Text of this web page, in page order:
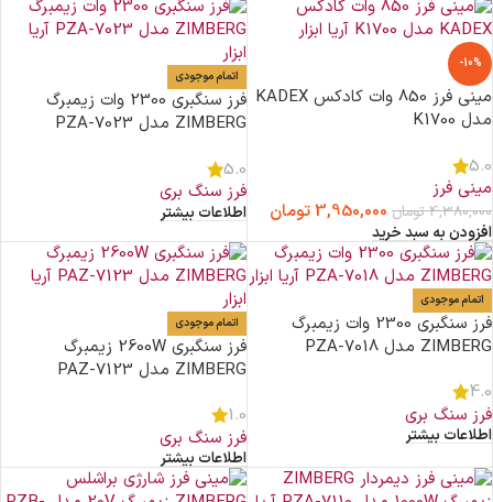
-10%
مینی فرز 850 وات کادکس KADEX
مدل K1700
5.0
مینی فرز
4,380,000تومان 3,950,000تومان
افزودن به سبد خرید
اتمام موجودی
فرز سنگبری 2300 وات زیمبرگ
ZIMBERG مدل PZA-7023
5.0
فرز سنگ بری
اطلاعات بیشتر
اتمام موجودی
فرز سنگبری 2300 وات زیمبرگ
ZIMBERG مدل PZA-7018
4.0
فرز سنگ بری
اطلاعات بیشتر
اتمام موجودی
فرز سنگبری 2600W زیمبرگ
ZIMBERG مدل PAZ-7123
1.0
فرز سنگ بری
اطلاعات بیشتر